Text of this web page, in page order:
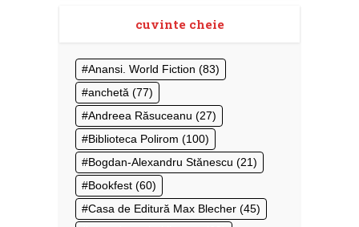
cuvinte cheie
Anansi. World Fiction (83)
anchetă (77)
Andreea Răsuceanu (27)
Biblioteca Polirom (100)
Bogdan-Alexandru Stănescu (21)
Bookfest (60)
Casa de Editură Max Blecher (45)